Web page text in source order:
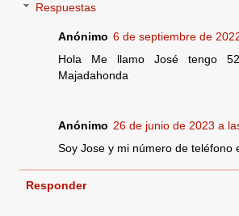
Respuestas
Anónimo 6 de septiembre de
Hola Me llamo José tengo
Majadahonda
Anónimo 26 de junio de 2023 a
Soy Jose y mi número de teléfono
Responder